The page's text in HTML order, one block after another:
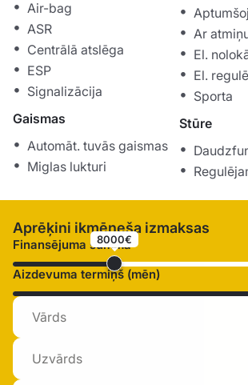
Air-bag
ASR
Centrālā atslēga
ESP
Signalizācija
Gaismas
Automāt. tuvās gaismas
Miglas lukturi
Ar
El.
El.
Sporta
Stūre
Aprēķini ikmēneša izmaksas
Finansējuma summa
8000€
Aizdevuma termiņš (mēn)